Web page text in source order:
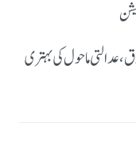
عدالتی ماحول کی بہتری